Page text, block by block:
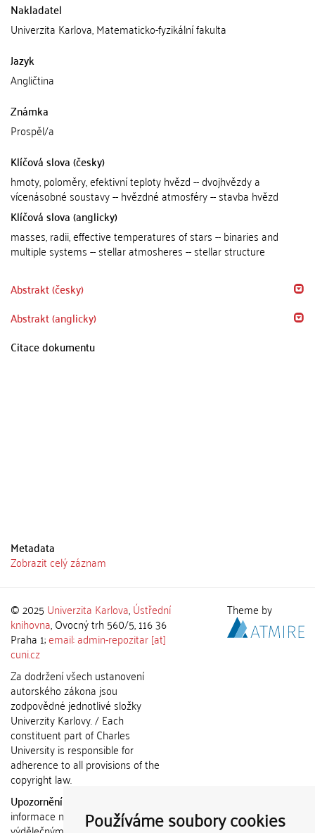
Používáme soubory cookies
Nakladatel
Univerzita Karlova, Matematicko-fyzikální fakulta
Jazyk
Angličtina
Známka
Prospěl/a
Klíčová slova (česky)
hmoty, poloměry, efektivní teploty hvězd -- dvojhvězdy a
vícenásobné soustavy -- hvězdné atmosféry -- stavba hvězd
Klíčová slova (anglicky)
masses, radii, effective temperatures of stars -- binaries and
multiple systems -- stellar atmosheres -- stellar structure
Abstrakt (česky)
Abstrakt (anglicky)
Citace dokumentu
Metadata
Zobrazit celý záznam
© 2025 Univerzita Karlova,Ústřední
knihovna, Ovocný trh 560/5, 116 36
Praha 1;email: admin-repozitar [at]
cuni.cz
Za dodržení všech ustanovení
autorského zákona jsou
zodpovědné jednotlivé složky
Univerzity Karlovy. / Each
constituent part of Charles
University is responsible for
adherence to all provisions of the
copyright law.
Upozornění / Notice:
informace nemohou být použity k
Theme by